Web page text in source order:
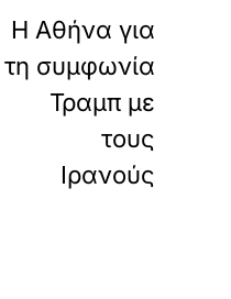
H Aθήνα για
τη συμφωνία
Τραμπ με
τους
Ιρανούς